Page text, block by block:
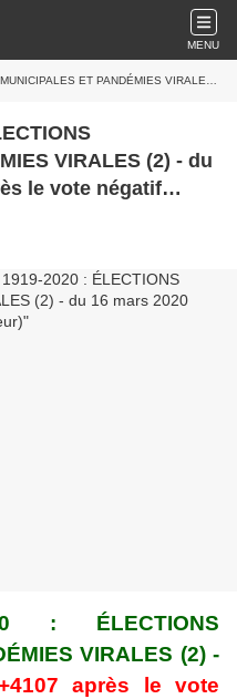
MENU
(2) - du 16 mars 2020 (J+4107 après le vote négatif fondateur)
VIRALES (2) - du
: ÉLECTIONS
VIRALES (2) -
après le vote